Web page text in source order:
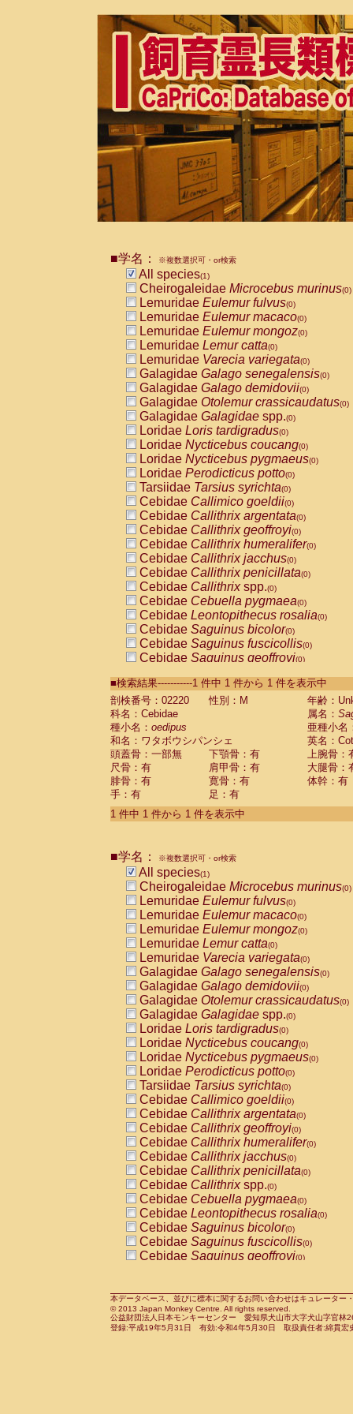
■学名： ※複数選択可・or検索
All species(1)
Cheirogaleidae Microcebus murinus(0)
Lemuridae Eulemur fulvus(0)
Lemuridae Eulemur macaco(0)
Lemuridae Eulemur mongoz(0)
Lemuridae Lemur catta(0)
Lemuridae Varecia variegata(0)
Galagidae Galago senegalensis(0)
Galagidae Galago demidovii(0)
Galagidae Otolemur crassicaudatus(0)
Galagidae Galagidae spp.(0)
Loridae Loris tardigradus(0)
Loridae Nycticebus coucang(0)
Loridae Nycticebus pygmaeus(0)
Loridae Perodicticus potto(0)
Tarsiidae Tarsius syrichta(0)
Cebidae Callimico goeldii(0)
Cebidae Callithrix argentata(0)
Cebidae Callithrix geoffroyi(0)
Cebidae Callithrix humeralifer(0)
Cebidae Callithrix jacchus(0)
Cebidae Callithrix penicillata(0)
Cebidae Callithrixspp.(0)
Cebidae Cebuella pygmaea(0)
Cebidae Leontopithecus rosalia(0)
Cebidae Saguinus bicolor(0)
Cebidae Saguinus fuscicollis(0)
Cebidae Saguinus geoffroyi(0)
CebidaeSaguinus labiatus(0)
Cebidae Saguinus leucopus (0)
Cebidae
Cebidae
CebidaeSaguinus nigricollis (0)
Cebidae Saguinus oedipus
Cebidae Saguinus weddelli
Cebidae Saguinusspp.
Cebidae Aotus trivirgatus
Cebidae Cebus albifrons
CebidaeCebus nigrivittatus
CebidaeCebus
CebidaeSaimiri boliviensis(0)
CebidaeSaimiri sciureus(0)
AtelidaeAlouatta caraya(0)
AtelidaeAlouatta fusca(0)
AtelidaeAlouatta seniculus
AtelidaeAlouattaspp.(0)
AtelidaeAteles belzebuth(0)
AtelidaeAteles geoffroyi(0)
AtelidaeAteles paniscus(0)
AtelidaeAtelesspp.(0)
Atelidae Lagothrix lagothricha
AtelidaeLagothrix lagothricha cana
PitheciidaeCacajao calvus
PitheciidaeCallicebus cupreus
PitheciidaeCallicebus donacophilus
PitheciidaeCallicebus moloch
PitheciidaeCallicebus torquatus
PitheciidaeCallicebusspp.(0)
PitheciidaeChiropotes satanas(0)
PitheciidaePithecia monachus
PitheciidaePithecia pithecia(0)
CercopithecidaeCercocebus agilis
CercopithecidaeCercocebus
CercopithecidaeCercocebus
CercopithecidaeCercocebus
CercopithecidaeCercocebus
CercopithecidaeCercocebushybrid
CercopithecidaePapio anubis(0)
CercopithecidaePapio cynocephalus
CercopithecidaePapio hamadryas(0)
■検索結果-----------1 件中 1 件から 1 件を表示中
剖検番号：02220
性別：M
年齢：
科名：Cebidae
属名：
種小名： oedipus
亜種小名
和名：ワタボウシパンシェ
英名：
頭蓋骨：一部無
下顎骨：有
上腕骨：
尺骨：有
肩甲骨：有
大腿骨：
腓骨：有
寛骨：有
体幹：有
手：有
足：有
1 件中 1 件から 1 件を表示中
■学名： ※複数選択可・or検索
All species(1)
Cheirogaleidae Microcebus murinus(0)
Lemuridae Eulemur fulvus(0)
Lemuridae Eulemur macaco(0)
Lemuridae Eulemur mongoz(0)
Lemuridae Lemur catta(0)
Lemuridae Varecia variegata(0)
Galagidae Galago senegalensis(0)
Galagidae Galago demidovii(0)
Galagidae Otolemur crassicaudatus(0)
Galagidae Galagidae spp.(0)
Loridae Loris tardigradus(0)
Loridae Nycticebus coucang(0)
Loridae Nycticebus pygmaeus(0)
Loridae Perodicticus potto(0)
Tarsiidae Tarsius syrichta(0)
Cebidae Callimico goeldii(0)
Cebidae Callithrix argentata(0)
Cebidae Callithrix geoffroyi(0)
Cebidae Callithrix humeralifer(0)
Cebidae Callithrix jacchus(0)
Cebidae Callithrix penicillata(0)
Cebidae Callithrixspp.(0)
Cebidae Cebuella pygmaea(0)
Cebidae Leontopithecus rosalia(0)
Cebidae Saguinus bicolor(0)
Cebidae Saguinus fuscicollis(0)
Cebidae Saguinus geoffroyi(0)
CebidaeSaguinus leucopus(0)
CebidaeSaguinus midas(0)
Cebidae Saguinus mystax(0)
本データベース、並びに標本に関するお問い合わせはキュレータ
© 2013 Japan Monkey Centre. All rights reserved.
公益財団法人日本モンキーセンター 愛知県犬山市大字犬山字官
登録:平成19年5月31日 有効:令和4年5月30日 取扱責任者:綿貫宏